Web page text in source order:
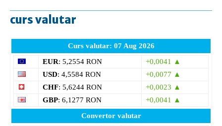
curs valutar
Curs valutar: 07 Aug 2026
EUR: 5,2554 RON
+0,0041 ▲
USD: 4,5584 RON
+0,0077 ▲
CHF: 5,6244 RON
+0,0023 ▲
GBP: 6,1277 RON
+0,0041 ▲
Convertor valutar